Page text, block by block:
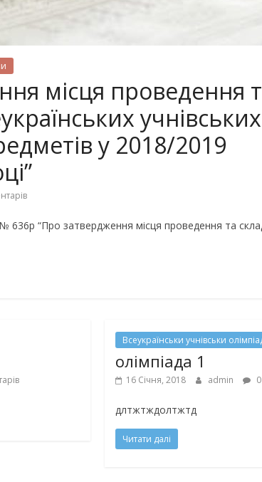
місця проведення
у 2018/2019
“Про затвердження місця проведення та
Всеукраїнськи учнівськи
олімпіада 1
16 Січня, 2018 admin
длтжтждолтжтд
Читати далі